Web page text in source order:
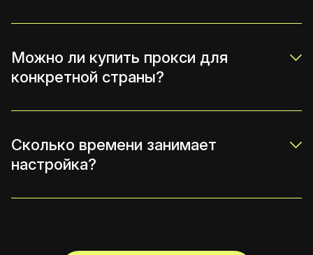
Можно ли купить прокси для
конкретной страны?
Сколько времени занимает
настройка?